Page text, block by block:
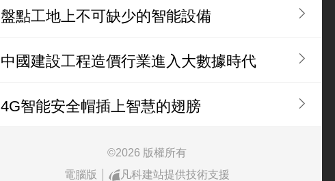
盤點工地上不可缺少的智能設備
中國建設工程造價行業進入大數據時代
4G智能安全帽插上智慧的翅膀
©2026 版權所有
電腦版
凡科建站提供技術支援